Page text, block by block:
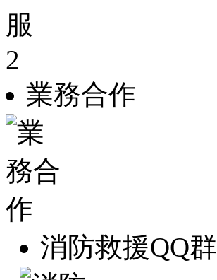
業務合作
消防救援QQ群